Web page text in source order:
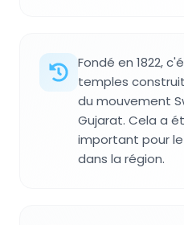
Fondé en 1822,
temples
du mouvement
Gujarat. Cela a
important pour
dans la région.